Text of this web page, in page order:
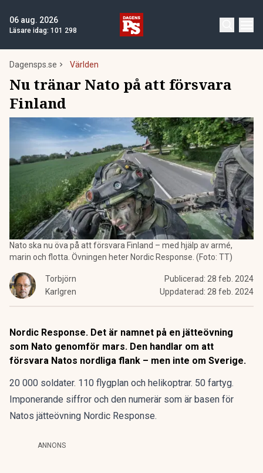
06 aug. 2026
Läsare idag: 101 298
Dagensps.se Världen
Nu tränar Nato på att försvara
Finland
Nato ska nu öva på att försvara Finland – med hjälp av armé,
marin och flotta. Övningen heter Nordic Response. (Foto: TT)
Torbjörn
Karlgren
Publicerad: 28 feb. 2024
Uppdaterad: 28 feb. 2024
Nordic Response. Det är namnet på en jätteövning
som Nato genomför mars. Den handlar om att
försvara Natos nordliga flank – men inte om Sverige.
20 000 soldater. 110 flygplan och helikoptrar. 50 fartyg.
Imponerande siffror och den numerär som är basen för
Natos jätteövning Nordic Response.
ANNONS